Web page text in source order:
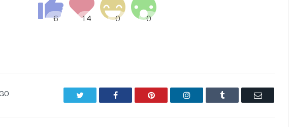
Facebook Pinterest LinkedIn Tumblr Email